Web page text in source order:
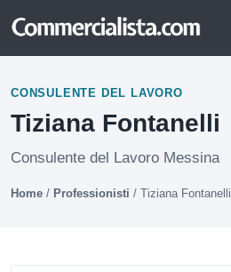
CONSULENTE DEL LAVORO
Tiziana Fontanelli
Consulente del Lavoro Messina
Home / Professionisti / Tiziana Fontanelli